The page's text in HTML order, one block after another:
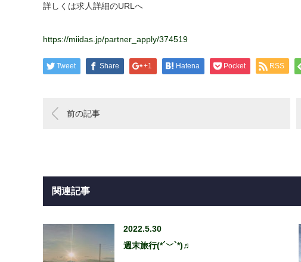
詳しくは求人詳細のURLへ
https://miidas.jp/partner_apply/374519
Tweet Share +1 Hatena Pocket RSS
前の記事
関連記事
2022.5.30
週末旅行(*´﹀`*)♬